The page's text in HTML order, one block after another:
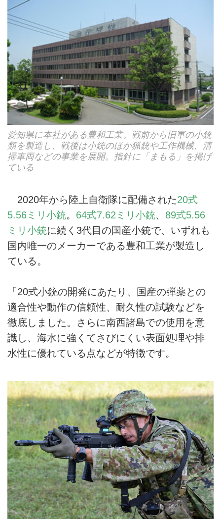
愛知県に本社がある豊和工業。戦前から旧軍の小銃
類を製造し、戦後は小銃のほか猟銃や工作機械、清
掃車両などの事業を展開。指針に「まもる」を掲げ
ている
2020年から陸上自衛隊に配備された20式
5.56ミリ小銃。 64式7.62ミリ小銃、 89式5.56
ミリ小銃に続く3代目の国産小銃で、いずれも
国内唯一のメーカーである豊和工業が製造し
ている。
「20式小銃の開発にあたり、国産の弾薬との
適合性や動作の信頼性、耐久性の試験などを
徹底しました。さらに南西諸島での使用を意
識し、海水に強くてさびにくい表面処理や排
水性に優れている点などが特徴です。